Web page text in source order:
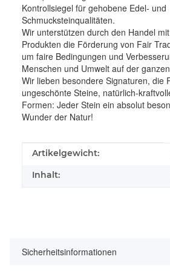
Kontrollsiegel für gehobene Edel- und
Schmucksteinqualitäten.
Wir unterstützen durch den Handel
Produkten die Förderung von Fair
um faire Bedingungen und
Menschen und Umwelt auf der
Wir lieben besondere Signaturen, die
ungeschönte Steine, natürlich-
Formen: Jeder Stein ein absolut
Wunder der Natur!
Produkteigenschaft
Wert
Artikelgewicht:
Inhalt:
Sicherheitsinformationen